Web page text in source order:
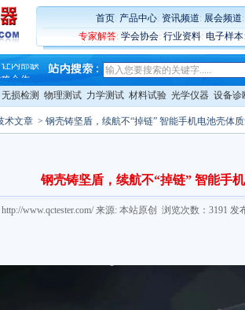
首页: 产品中心: 资讯频道: 展会频道
专家解答: 学会协会: 行业资料: 电子样本
高
高
让内部缺
合作
无损检测 物理测试 力学测试 材料试验 光学仪器 设备诊
术文章 > 钢壳铸坚盾，续航不“掉链” 智能手机电池壳体
钢壳铸坚盾，续航不“掉链” 智能手
http://www.qctester.com/ 来源: 本站原创 浏览次数：3191 发